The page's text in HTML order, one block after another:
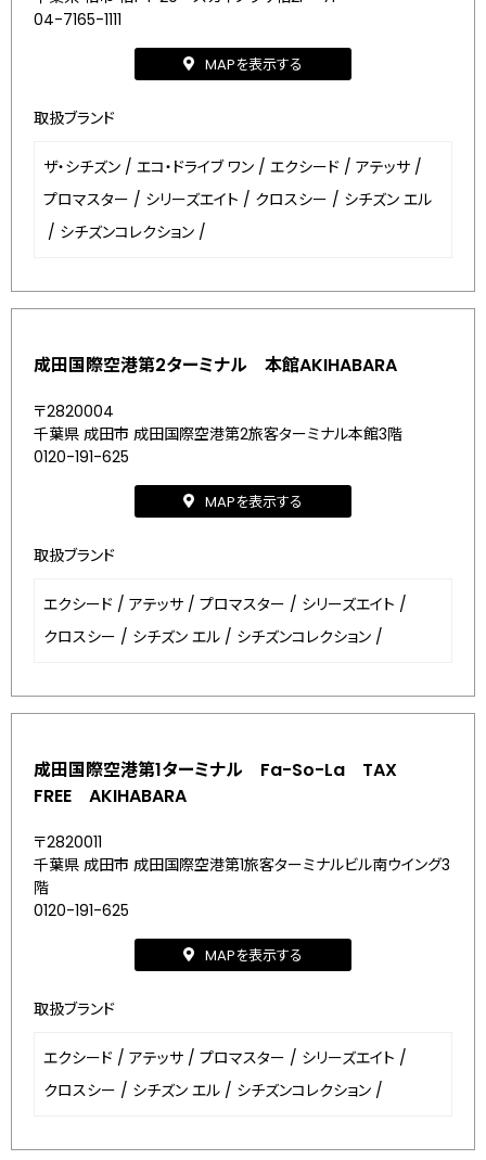
04-7165-1111
MAPを表示する
取扱ブランド
ザ・シチズン / エコ・ドライブ ワン / エクシード / アテッサ /
プロマスター / シリーズエイト / クロスシー / シチズン エル
/ シチズンコレクション /
成田国際空港第2ターミナル 本館AKIHABARA
〒2820004
千葉県 成田市 成田国際空港第2旅客ターミナル本館3階
0120-191-625
MAPを表示する
取扱ブランド
エクシード / アテッサ / プロマスター / シリーズエイト /
クロスシー / シチズン エル / シチズンコレクション /
成田国際空港第1ターミナル Fa-So-La TAX
FREE AKIHABARA
〒2820011
千葉県 成田市 成田国際空港第1旅客ターミナルビル南ウイング3
階
0120-191-625
MAPを表示する
取扱ブランド
エクシード / アテッサ / プロマスター / シリーズエイト /
クロスシー / シチズン エル / シチズンコレクション /